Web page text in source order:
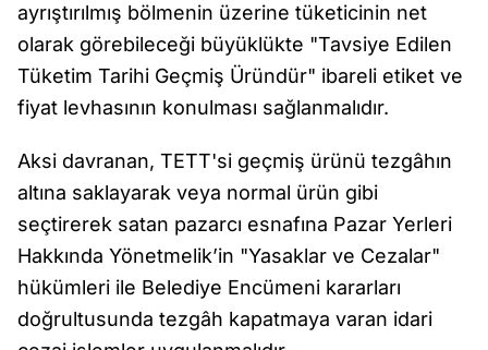
ayrıştırılmış bölmenin üzerine tüketicinin net
olarak görebileceği büyüklükte "Tavsiye Edilen
Tüketim Tarihi Geçmiş Üründür" ibareli etiket ve
fiyat levhasının konulması sağlanmalıdır.
Aksi davranan, TETT'si geçmiş ürünü tezgâhın
altına saklayarak veya normal ürün gibi
seçtirerek satan pazarcı esnafına Pazar Yerleri
Hakkında Yönetmelik’in "Yasaklar ve Cezalar"
hükümleri ile Belediye Encümeni kararları
doğrultusunda tezgâh kapatmaya varan idari